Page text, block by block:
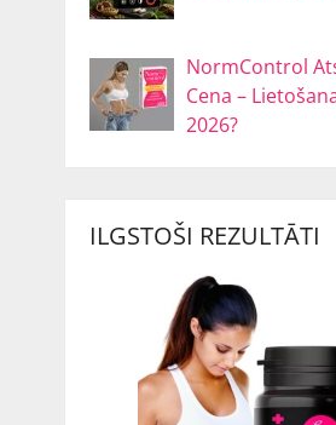
NormControl
Cena –
2026?
ILGSTOŠI REZULTĀTI